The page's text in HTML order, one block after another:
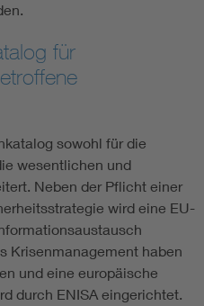
für
sowohl für die
wesentlichen und
Neben der Pflicht einer
wird eine EU-
Krisenmanagement haben
und eine europäische
durch ENISA eingerichtet.